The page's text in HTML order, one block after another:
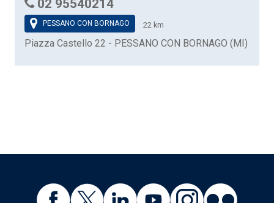
02 95540214
PESSANO CON BORNAGO 22 km
Piazza Castello 22 - PESSANO CON BORNAGO (MI)